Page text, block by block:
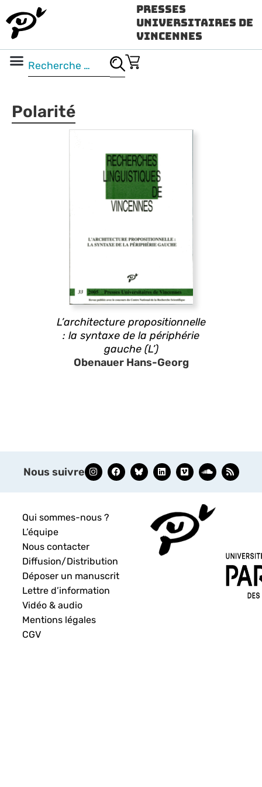
Presses
Universitaires de
Vincennes
Polarité
L’architecture propositionnelle
: la syntaxe de la périphérie
gauche (L’)
Obenauer Hans-Georg
Nous suivre
Qui sommes-nous ?
L’équipe
Nous contacter
Diffusion/Distribution
Déposer un manuscrit
Lettre d’information
Vidéo & audio
Mentions légales
CGV